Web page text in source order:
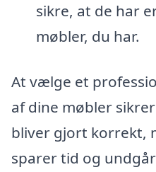
sikre, at de har
møbler, du har.
At vælge et
af dine møbler
bliver gjort korrekt,
sparer tid og